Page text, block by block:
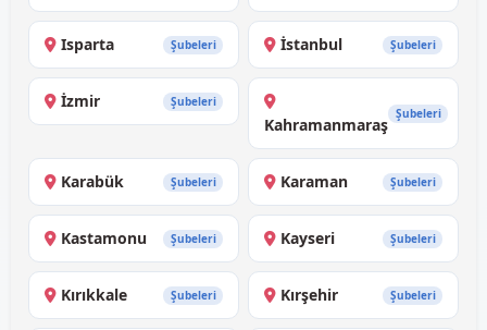
Isparta Şubeleri İstanbul Şubeleri
İzmir Şubeleri
Kahramanmaraş
Şubeleri
Karabük Şubeleri Karaman Şubeleri
Kastamonu Şubeleri Kayseri Şubeleri
Kırıkkale Şubeleri Kırşehir Şubeleri